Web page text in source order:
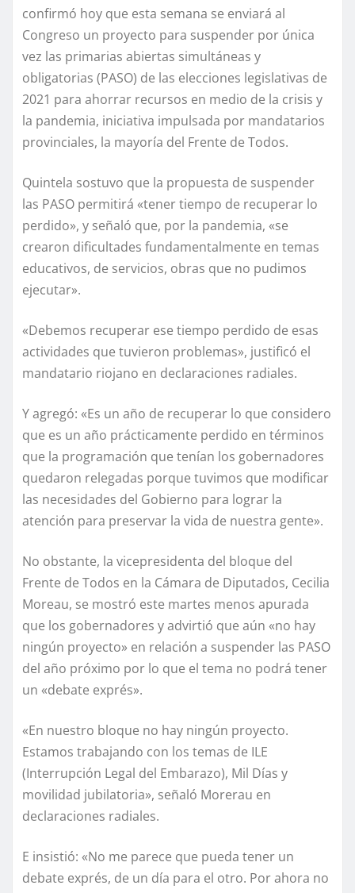
confirmó hoy que esta semana se enviará al
Congreso un proyecto para suspender por única
vez las primarias abiertas simultáneas y
obligatorias (PASO) de las elecciones legislativas de
2021 para ahorrar recursos en medio de la crisis y
la pandemia, iniciativa impulsada por mandatarios
provinciales, la mayoría del Frente de Todos.
Quintela sostuvo que la propuesta de suspender
las PASO permitirá «tener tiempo de recuperar lo
perdido», y señaló que, por la pandemia, «se
crearon dificultades fundamentalmente en temas
educativos, de servicios, obras que no pudimos
ejecutar».
«Debemos recuperar ese tiempo perdido de esas
actividades que tuvieron problemas», justificó el
mandatario riojano en declaraciones radiales.
Y agregó: «Es un año de recuperar lo que considero
que es un año prácticamente perdido en términos
que la programación que tenían los gobernadores
quedaron relegadas porque tuvimos que modificar
las necesidades del Gobierno para lograr la
atención para preservar la vida de nuestra gente».
No obstante, la vicepresidenta del bloque del
Frente de Todos en la Cámara de Diputados, Cecilia
Moreau, se mostró este martes menos apurada
que los gobernadores y advirtió que aún «no hay
ningún proyecto» en relación a suspender las PASO
del año próximo por lo que el tema no podrá tener
un «debate exprés».
«En nuestro bloque no hay ningún proyecto.
Estamos trabajando con los temas de ILE
(Interrupción Legal del Embarazo), Mil Días y
movilidad jubilatoria», señaló Morerau en
declaraciones radiales.
E insistió: «No me parece que pueda tener un
debate exprés, de un día para el otro. Por ahora no